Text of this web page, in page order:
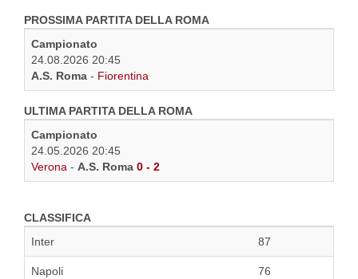
PROSSIMA PARTITA DELLA ROMA
Campionato
24.08.2026 20:45
A.S. Roma - Fiorentina
ULTIMA PARTITA DELLA ROMA
Campionato
24.05.2026 20:45
Verona - A.S. Roma 0 - 2
CLASSIFICA
Inter
87
Napoli 76